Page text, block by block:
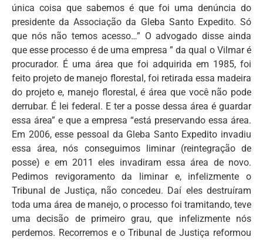
única coisa que sabemos é que foi uma denúncia do
presidente da Associação da Gleba Santo Expedito. Só
que nós não temos acesso…” O advogado disse ainda
que esse processo é de uma empresa ” da qual o Vilmar é
procurador. É uma área que foi adquirida em 1985, foi
feito projeto de manejo florestal, foi retirada essa madeira
do projeto e, manejo florestal, é área que você não pode
derrubar. É lei federal. E ter a posse dessa área é guardar
essa área” e que a empresa “está preservando essa área.
Em 2006, esse pessoal da Gleba Santo Expedito invadiu
essa área, nós conseguimos liminar (reintegração de
posse) e em 2011 eles invadiram essa área de novo.
Pedimos revigoramento da liminar e, infelizmente o
Tribunal de Justiça, não concedeu. Daí eles destruíram
toda uma área de manejo, o processo foi tramitando, teve
uma decisão de primeiro grau, que infelizmente nós
perdemos. Recorremos e o Tribunal de Justiça reformou